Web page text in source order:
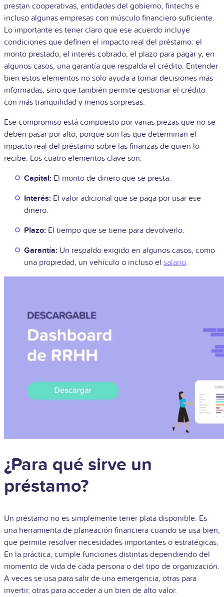
prestan cooperativas, entidades del gobierno, fintechs e
incluso algunas empresas con músculo financiero suficiente.
Lo importante es tener claro que ese acuerdo incluye
condiciones que definen el impacto real del préstamo: el
monto prestado, el interés cobrado, el plazo para pagar y, en
algunos casos, una garantía que respalda el crédito. Entender
bien estos elementos no solo ayuda a tomar decisiones más
informadas, sino que también permite gestionar el crédito
con más tranquilidad y menos sorpresas.
Ese compromiso está compuesto por varias piezas que no se
deben pasar por alto, porque son las que determinan el
impacto real del préstamo sobre las finanzas de quien lo
recibe. Los cuatro elementos clave son:
Capital: El monto de dinero que se presta.
Interés: El valor adicional que se paga por usar ese
dinero.
Plazo: El tiempo que se tiene para devolverlo.
Garantía: Un respaldo exigido en algunos casos, como
una propiedad, un vehículo o incluso el salario.
¿Para qué sirve un
préstamo?
Un préstamo no es simplemente tener plata disponible. Es
una herramienta de planeación financiera cuando se usa bien,
que permite resolver necesidades importantes o estratégicas.
En la práctica, cumple funciones distintas dependiendo del
momento de vida de cada persona o del tipo de organización.
A veces se usa para salir de una emergencia, otras para
invertir, otras para acceder a un bien de alto valor.